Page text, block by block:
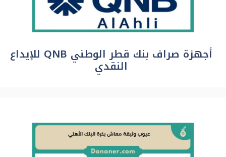
أجهزة صراف بنك قطر الوطني QNB للإيداع
النقدي